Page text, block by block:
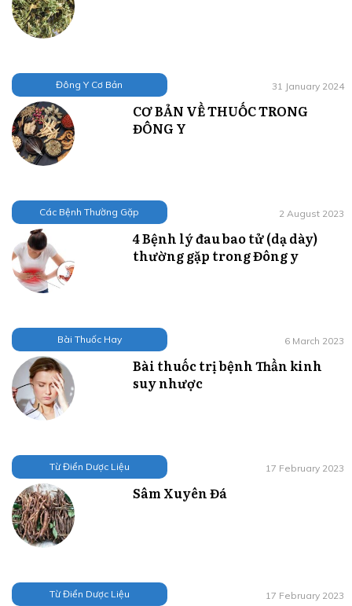
Đông Y Cơ Bản 31 January 2024
CƠ BẢN VỀ THUỐC TRONG
ĐÔNG Y
Các Bệnh Thường Gặp 2 August 2023
4 Bệnh lý đau bao tử (dạ dày)
thường gặp trong Đông y
Bài Thuốc Hay 6 March 2023
Bài thuốc trị bệnh Thần kinh
suy nhược
Từ Điển Dược Liệu 17 February 2023
Sâm Xuyên Đá
Từ Điển Dược Liệu 17 February 2023